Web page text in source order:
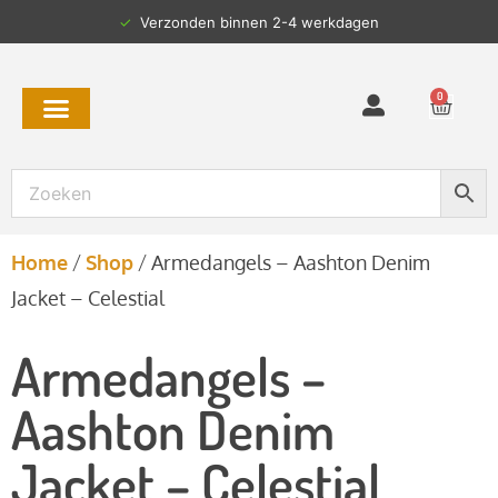
✓ Verzonden binnen 2-4 werkdagen
0
Home / Shop /Armedangels – Aashton Denim
Jacket – Celestial
Armedangels –
Aashton Denim
Jacket – Celestial